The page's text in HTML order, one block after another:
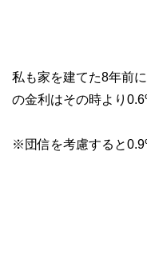
私も家を建てた8年前
の金利はその時より
※団信を考慮すると